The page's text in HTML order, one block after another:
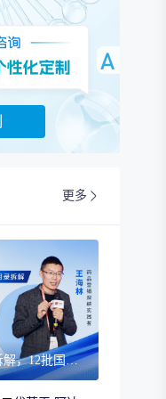
更多
8年首调！2026基药目录拆解，12批国采结果落地，十五五健康规划出台